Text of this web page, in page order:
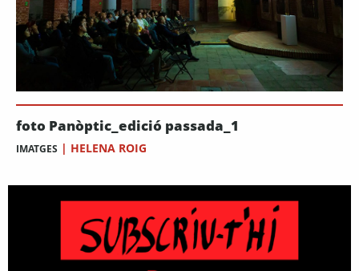
foto Panòptic_edició passada_1
IMATGES | HELENA ROIG